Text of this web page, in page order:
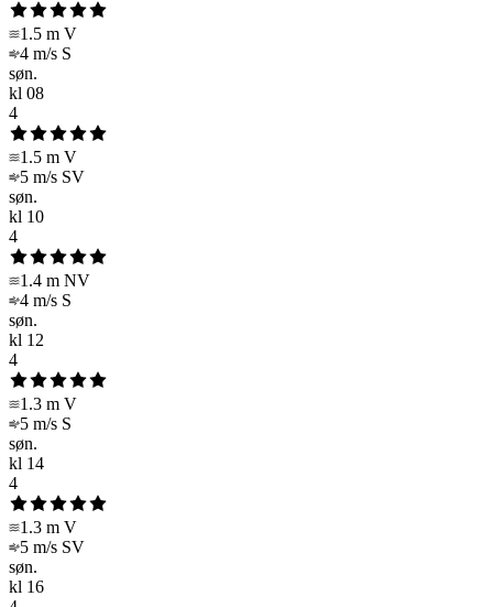
1.5 m V
4 m/s S
søn.
kl 08
4
1.5 m V
5 m/s SV
søn.
kl 10
4
1.4 m NV
4 m/s S
søn.
kl 12
4
1.3 m V
5 m/s S
søn.
kl 14
4
1.3 m V
5 m/s SV
søn.
kl 16